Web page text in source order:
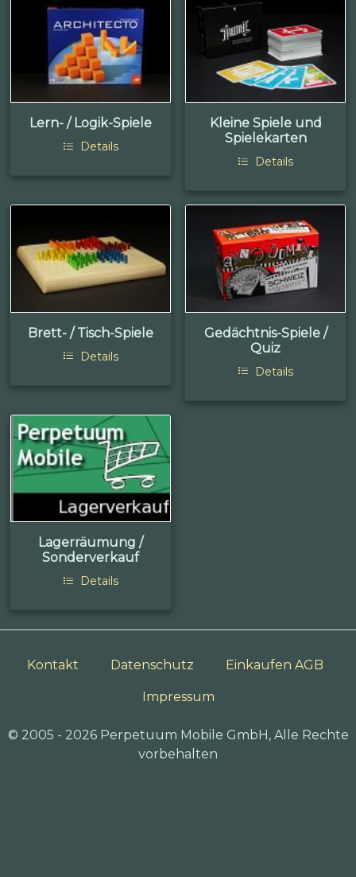
Lern- / Logik-Spiele
Details
Kleine Spiele und
Spielekarten
Details
Brett- / Tisch-Spiele
Details
Gedächtnis-Spiele /
Quiz
Details
Lagerräumung /
Sonderverkauf
Details
Kontakt Datenschutz Einkaufen AGB
Impressum
© 2005 - 2026 Perpetuum Mobile GmbH, Alle Rechte
vorbehalten